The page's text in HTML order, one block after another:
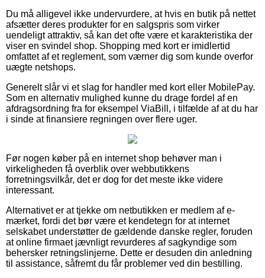
Du må alligevel ikke undervurdere, at hvis en butik på nettet
afsætter deres produkter for en salgspris som virker
uendeligt attraktiv, så kan det ofte være et karakteristika der
viser en svindel shop. Shopping med kort er imidlertid
omfattet af et reglement, som værner dig som kunde overfor
uægte netshops.
Generelt slår vi et slag for handler med kort eller MobilePay.
Som en alternativ mulighed kunne du drage fordel af en
afdragsordning fra for eksempel ViaBill, i tilfælde af at du har
i sinde at finansiere regningen over flere uger.
Før nogen køber på en internet shop behøver man i
virkeligheden få overblik over webbutikkens
forretningsvilkår, det er dog for det meste ikke videre
interessant.
Alternativet er at tjekke om netbutikken er medlem af e-
mærket, fordi det bør være et kendetegn for at internet
selskabet understøtter de gældende danske regler, foruden
at online firmaet jævnligt revurderes af sagkyndige som
behersker retningslinjerne. Dette er desuden din anledning
til assistance, såfremt du får problemer ved din bestilling.